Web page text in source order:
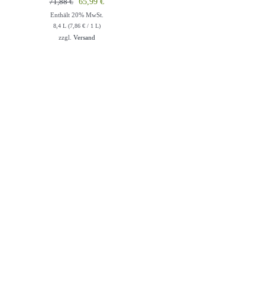
Preis
war:
Enthält 20% MwSt.
8,4 L (7,86 €/ 1 L)
zzgl. Versand